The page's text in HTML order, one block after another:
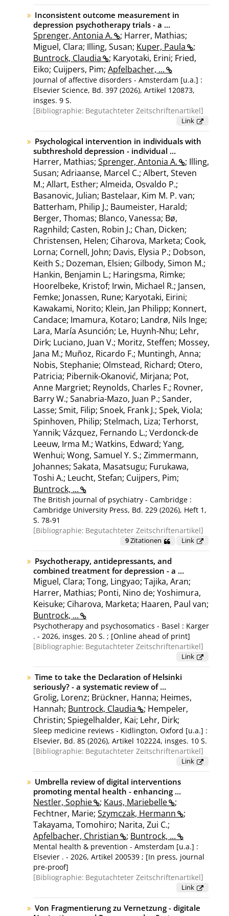
Inconsistent outcome measurement in
depression psychotherapy trials - a ...
Sprenger, Antonia A.
; Harrer, Mathias;
Miguel, Clara; Illing, Susan; Kuper, Paula
;
Buntrock, Claudia
; Karyotaki, Erini; Fried,
Eiko; Cuijpers, Pim; Apfelbacher, ...
Journal of affective disorders - Amsterdam [u.a.] :
Elsevier Science, Bd. 397 (2026), Artikel 120873,
insges. 9 S.
Bibliographie: Begutachteter Zeitschriftenartikel
Link
Psychological intervention in individuals with
subthreshold depression - individual ...
Harrer, Mathias; Sprenger, Antonia A.
; Illing,
Susan; Adriaanse, Marcel C.; Albert, Steven
M.; Allart, Esther; Almeida, Osvaldo P.;
Basanovic, Julian; Bastelaar, Kim M. P. van;
Batterham, Philip J.; Baumeister, Harald;
Berger, Thomas; Blanco, Vanessa; Bø,
Ragnhild; Casten, Robin J.; Chan, Dicken;
Christensen, Helen; Ciharova, Marketa; Cook,
Lorna; Cornell, John; Davis, Elysia P.; Dobson,
Keith S.; Dozeman, Elsien; Gilbody, Simon M.;
Hankin, Benjamin L.; Haringsma, Rimke;
Hoorelbeke, Kristof; Irwin, Michael R.; Jansen,
Femke; Jonassen, Rune; Karyotaki, Eirini;
Kawakami, Norito; Klein, Jan Philipp; Konnert,
Candace; Imamura, Kotaro; Landrø, Nils Inge;
Lara, María Asunción; Le, Huynh-Nhu; Lehr,
Dirk; Luciano, Juan V.; Moritz, Steffen; Mossey,
Jana M.; Muñoz, Ricardo F.; Muntingh, Anna;
Nobis, Stephanie; Olmstead, Richard; Otero,
Patricia; Pibernik-Okanović, Mirjana; Pot,
Anne Margriet; Reynolds, Charles F.; Rovner,
Barry W.; Sanabria-Mazo, Juan P.; Sander,
Lasse; Smit, Filip; Snoek, Frank J.; Spek, Viola;
Spinhoven, Philip; Stelmach, Liza; Terhorst,
Yannik; Vázquez, Fernando L.; Verdonck-de
Leeuw, Irma M.; Watkins, Edward; Yang,
Wenhui; Wong, Samuel Y. S.; Zimmermann,
Johannes; Sakata, Masatsugu; Furukawa,
Toshi A.; Leucht, Stefan; Cuijpers, Pim;
Buntrock, ...
The British journal of psychiatry - Cambridge :
Cambridge University Press, Bd. 229 (2026), Heft 1,
S. 78-91
Bibliographie: Begutachteter Zeitschriftenartikel
Link
9Zitationen
Psychotherapy, antidepressants, and
combined treatment for depression - a ...
Miguel, Clara; Tong, Lingyao; Tajika, Aran;
Harrer, Mathias; Ponti, Nino de; Yoshimura,
Keisuke; Ciharova, Marketa; Haaren, Paul van;
Buntrock, ...
Psychotherapy and psychosomatics - Basel : Karger
. - 2026, insges. 20 S. ; [Online ahead of print]
Bibliographie: Begutachteter Zeitschriftenartikel
Link
Time to take the Declaration of Helsinki
seriously? - a systematic review of ...
Grolig, Lorenz; Brückner, Hanna; Heimes,
Hannah; Buntrock, Claudia
; Hempeler,
Christin; Spiegelhalder, Kai; Lehr, Dirk;
Sleep medicine reviews - Kidlington, Oxford [u.a.] :
Elsevier, Bd. 85 (2026), Artikel 102224, insges. 10 S.
Bibliographie: Begutachteter Zeitschriftenartikel
Link
Umbrella review of digital interventions
promoting mental health - enhancing ...
Nestler, Sophie ; Kaus, Mariebelle
;
Fechtner, Marie; Szymczak, Hermann
;
Takayama, Tomohiro; Narita, Zui C.;
Apfelbacher, Christian
; Buntrock, ...
Mental health & prevention - Amsterdam [u.a.] :
Elsevier . - 2026, Artikel 200539 ; [In press, journal
pre-proof]
Bibliographie: Begutachteter Zeitschriftenartikel
Link
Von Fragmentierung zu Vernetzung - digitale